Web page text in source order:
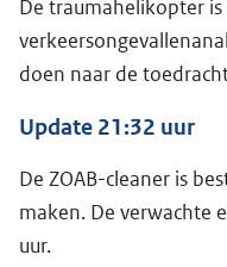
De traumahelikopter
doen naar de
Update 21:32 uur
De ZOAB-cleaner is
maken. De verwachte
uur.